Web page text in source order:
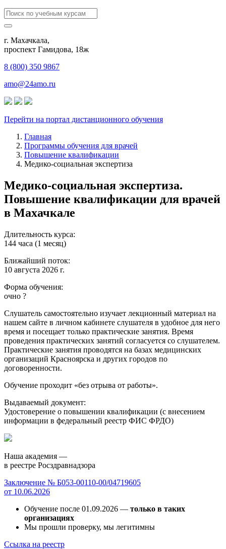
г. Махачкала,
​проспект Гамидова, 18ж
8 (800) 350 9867
amo@24amo.ru
Перейти на портал дистанционного обучения
Главная
Программы обучения для врачей
Повышение квалификации
Медико-социальная экспертиза
Медико-социальная экспертиза.
Повышение квалификации для врачей
в Махачкале
Длительность курса:
144 часа (1 месяц)
Ближайший поток:
10 августа 2026 г.
Форма обучения:
очно ?
Слушатель самостоятельно изучает лекционный материал на
нашем сайте в личном кабинете слушателя в удобное для него
время и посещает только практические занятия. Время
проведения практических занятий согласуется со слушателем.
Практические занятия проводятся на базах медицинских
организаций Красноярска и других городов по
договоренности.
Обучение проходит «без отрыва от работы».
Выдаваемый документ:
Удостоверение о повышении квалификации (с внесением
информации в федеральный реестр ФИС ФРДО)
Наша академия —
в реестре Росздравнадзора
Заключение № Б053-00110-00/04719605
от 10.06.2026
Обучение после 01.09.2026 — только в таких
организациях
Мы прошли проверку, мы легитимны
Ссылка на реестр